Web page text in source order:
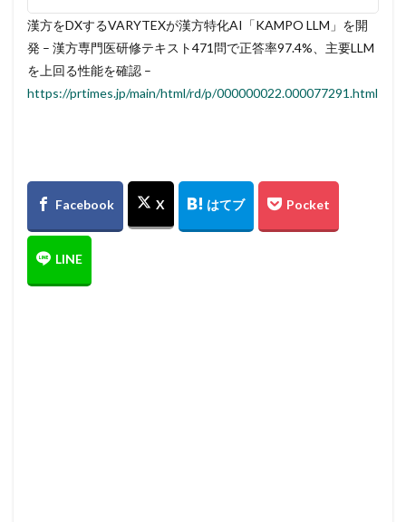
漢方をDXするVARYTEXが漢方特化AI「KAMPO LLM」を開
発 – 漢方専門医研修テキスト471問で正答率97.4%、主要LLM
を上回る性能を確認 –
https://prtimes.jp/main/html/rd/p/000000022.000077291.html